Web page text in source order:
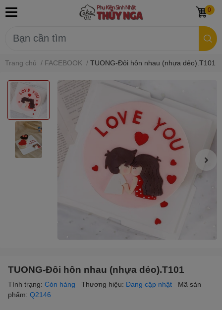
0
Trang chủ / FACEBOOK / TUONG-Đôi hôn nhau (nhựa dẻo).T101
TUONG-Đôi hôn nhau (nhựa dẻo).T101
Tình trạng: Còn hàng Thương hiệu: Đang cập nhật
Mã sản
phẩm: Q2146